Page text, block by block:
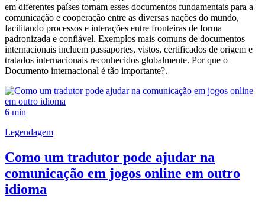
em diferentes países tornam esses documentos fundamentais para a
comunicação e cooperação entre as diversas nações do mundo,
facilitando processos e interações entre fronteiras de forma
padronizada e confiável. Exemplos mais comuns de documentos
internacionais incluem passaportes, vistos, certificados de origem e
tratados internacionais reconhecidos globalmente. Por que o
Documento internacional é tão importante?.
6 min
Legendagem
Como um tradutor pode ajudar na
comunicação em jogos online em outro
idioma